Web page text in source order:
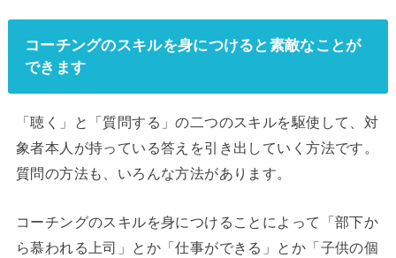
コーチングのスキルを身につけると素敵なことが
できます
「聴く」と「質問する」の二つのスキルを駆使して、対
象者本人が持っている答えを引き出していく方法です。
質問の方法も、いろんな方法があります。
コーチングのスキルを身につけることによって「部下か
ら慕われる上司」とか「仕事ができる」とか「子供の個